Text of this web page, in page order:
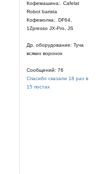
Кофемашина:. Cafelat
Robot barista
Кофемолка:. DF64,
1Zpresso JX-Pro, JS
Др. оборудование: Туча
всяких воронок
Сообщений: 76
Спасибо сказали 18 раз в
15 постах